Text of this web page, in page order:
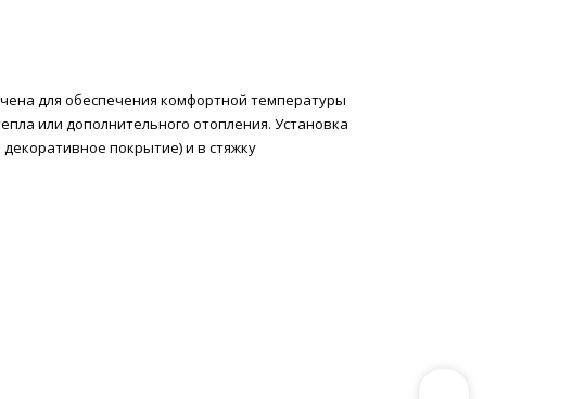
для обеспечения комфортной температуры
или дополнительного отопления. Установка
покрытие) и в стяжку